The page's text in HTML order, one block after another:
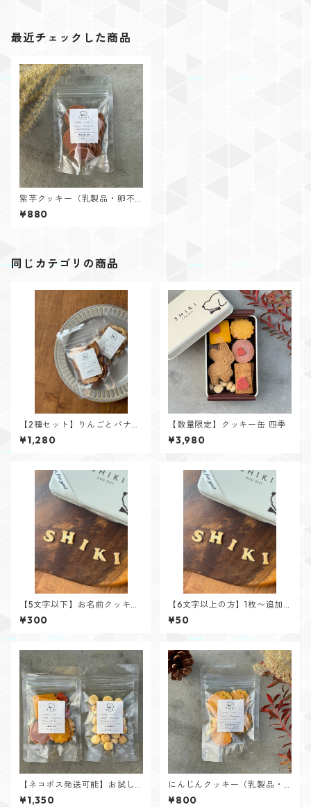
最近チェックした商品
紫芋クッキー（乳製品・卵不
使用）
¥880
同じカテゴリの商品
【2種セット】りんごとバナナ
のドライチップス
¥1,280
【数量限定】クッキー缶 四季
¥3,980
【5文字以下】お名前クッキー
アルファベット
¥300
【6文字以上の方】1枚〜追加
分 お名前クッキー アルファベ
ット
¥50
【ネコポス発送可能】お試し
クッキーセット
¥1,350
にんじんクッキー（乳製品・
卵不使用）
¥800